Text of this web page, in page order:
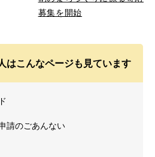
募集を開始
はこんなページも見ています
請のごあんない